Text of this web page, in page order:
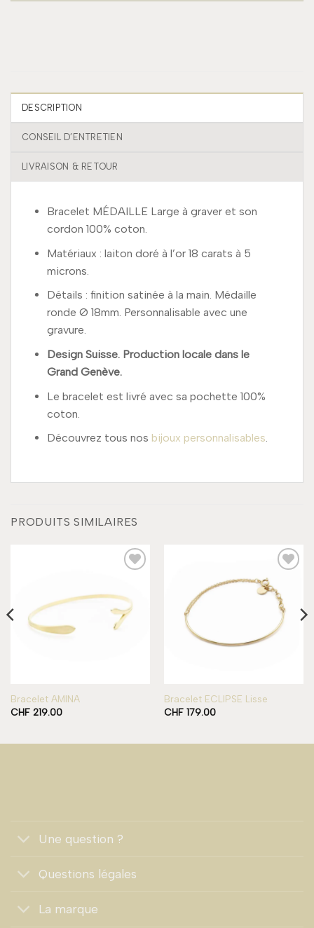
DESCRIPTION
CONSEIL D’ENTRETIEN
LIVRAISON & RETOUR
Bracelet MÉDAILLE Large à graver et son
cordon 100% coton.
Matériaux : laiton doré à l’or 18 carats à 5
microns.
Détails : finition satinée à la main. Médaille
ronde Ø 18mm. Personnalisable avec une
gravure.
Design Suisse. Production locale dans le
Grand Genève.
Le bracelet est livré avec sa pochette 100%
coton.
Découvrez tous nos bijoux personnalisables.
PRODUITS SIMILAIRES
Bracelet AMINA
CHF219.00
wishlist
Bracelet ECLIPSE Lisse
CHF179.00
Une question ?
Questions légales
La marque